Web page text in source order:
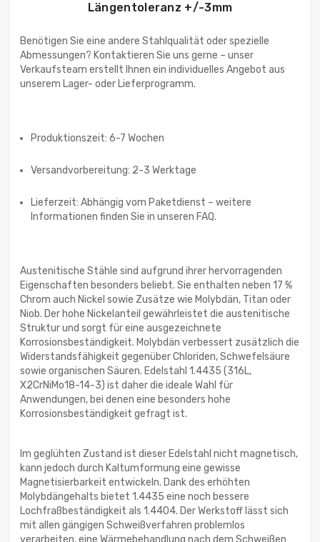
Längentoleranz +/-3mm
Benötigen Sie eine andere Stahlqualität oder spezielle
Abmessungen? Kontaktieren Sie uns gerne – unser
Verkaufsteam erstellt Ihnen ein individuelles Angebot aus
unserem Lager- oder Lieferprogramm.
Produktionszeit: 6-7 Wochen
Versandvorbereitung: 2-3 Werktage
Lieferzeit: Abhängig vom Paketdienst – weitere
Informationen finden Sie in unseren FAQ.
Austenitische Stähle sind aufgrund ihrer hervorragenden
Eigenschaften besonders beliebt. Sie enthalten neben 17 %
Chrom auch Nickel sowie Zusätze wie Molybdän, Titan oder
Niob. Der hohe Nickelanteil gewährleistet die austenitische
Struktur und sorgt für eine ausgezeichnete
Korrosionsbeständigkeit. Molybdän verbessert zusätzlich die
Widerstandsfähigkeit gegenüber Chloriden, Schwefelsäure
sowie organischen Säuren. Edelstahl 1.4435 (316L,
X2CrNiMo18-14-3) ist daher die ideale Wahl für
Anwendungen, bei denen eine besonders hohe
Korrosionsbeständigkeit gefragt ist.
Im geglühten Zustand ist dieser Edelstahl nicht magnetisch,
kann jedoch durch Kaltumformung eine gewisse
Magnetisierbarkeit entwickeln. Dank des erhöhten
Molybdängehalts bietet 1.4435 eine noch bessere
Lochfraßbeständigkeit als 1.4404. Der Werkstoff lässt sich
mit allen gängigen Schweißverfahren problemlos